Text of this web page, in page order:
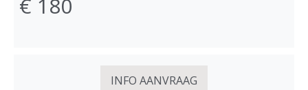
€ 180
INFO AANVRAAG